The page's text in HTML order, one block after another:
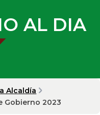
AL DIA
Alcaldía
Gobierno 2023